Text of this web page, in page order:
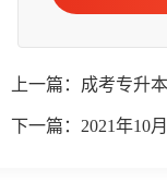
上一篇：成考专升
下一篇：2021年10